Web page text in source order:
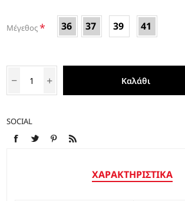
Μέγεθος* 36 37 39 41
Καλάθι
SOCIAL
ΧΑΡΑΚΤΗΡΙΣΤΙΚΆ